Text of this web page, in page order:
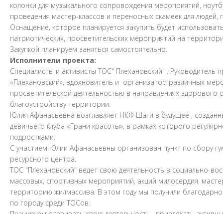
колонки для музыкального сопровождения мероприятий,
проведения мастер-классов и переносных скамеек для
Оснащение, которое планируется закупить будет
патриотических, просветительских мероприятий на
Закупкой планируем заняться самостоятельно.
Исполнители проекта:
Специалисты и активисты ТОС" Плехановский" .
«Плехановский», вдохновитель и организатор различных
просветительской деятельностью в направлениях здорового
благоустройству территории.
Юлия Афанасьевна возглавляет НКФ Шаги в будущее ,
девичьего клуба «Грани красоты», в рамках которого
подростками.
С участием Юлии Афанасьевны организован пункт по сбору
ресурсного центра.
ТОС "Плехановский" ведет свою деятельность в социально-
массовых, спортивных мероприятий, акций милосердия,
территорию жилмассива. В этом году мы получили
по городу среди ТОСов.